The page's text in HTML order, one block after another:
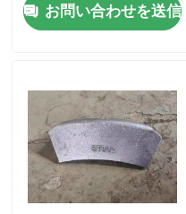
ニュース
引用を要求しなさい
小松の掘削機のバケツ
掘削機のリッパーの歯
お問い合わせを送信